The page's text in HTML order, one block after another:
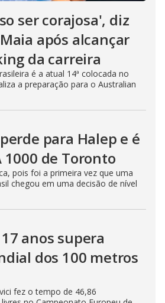
ser corajosa', diz
após alcançar
da carreira
é a atual 14ª colocada no
a preparação para o Australian
para Halep e é
1000 de Toronto
pois foi a primeira vez que uma
chegou em uma decisão de nível
anos supera
dos 100 metros
fez o tempo de 46,86